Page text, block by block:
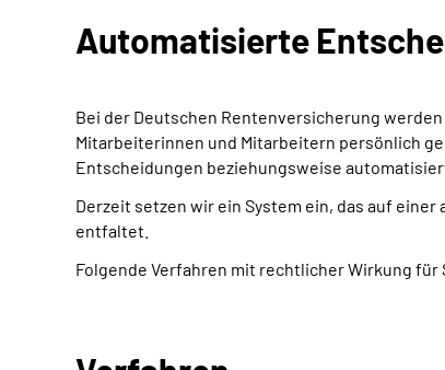
Automatisierte
Bei der Deutschen Rentenversicherung
Mitarbeiterinnen und Mitarbeitern persönlich
Entscheidungen beziehungsweise
Derzeit setzen wir ein System ein, das auf
entfaltet.
Folgende Verfahren mit rechtlicher Wirkung